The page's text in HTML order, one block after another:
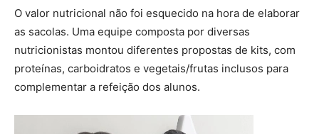
O valor nutricional não foi esquecido na hora de elaborar
as sacolas. Uma equipe composta por diversas
nutricionistas montou diferentes propostas de kits, com
proteínas, carboidratos e vegetais/frutas inclusos para
complementar a refeição dos alunos.